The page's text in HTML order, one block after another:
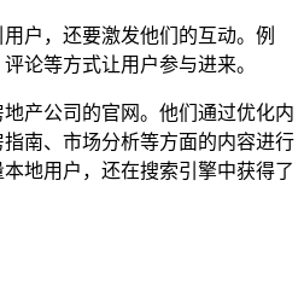
户，还要激发他们的互动。例
论等方式让用户参与进来。
产公司的官网。他们通过优化内
南、市场分析等方面的内容进行
地用户，还在搜索引擎中获得了